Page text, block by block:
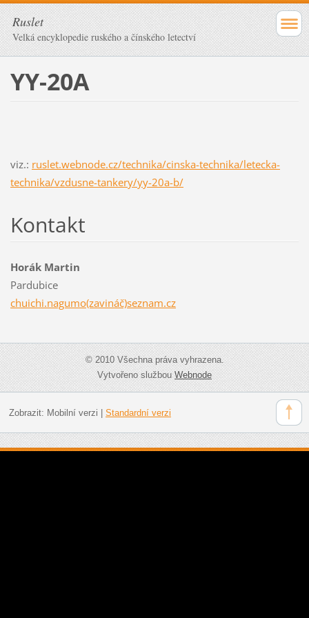
Ruslet
Velká encyklopedie ruského a čínského letectví
YY-20A
viz.: ruslet.webnode.cz/technika/cinska-technika/letecka-
technika/vzdusne-tankery/yy-20a-b/
Kontakt
Horák Martin
Pardubice
chuichi.nagumo(zavináč)seznam.cz
© 2010 Všechna práva vyhrazena.
Vytvořeno službouWebnode
Zobrazit: Mobilní verzi Standardní verzi